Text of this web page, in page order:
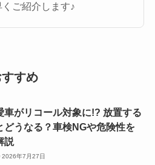
くご紹介します♪
すめ
車がリコール対象に!? 放置する
どうなる？車検NGや危険性を
説
2026年7月27日